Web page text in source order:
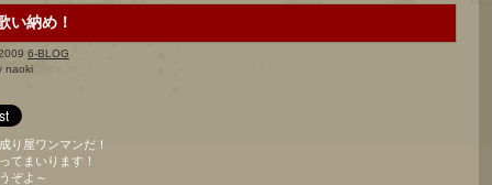
い納め！
6-BLOG
naoki
り屋ワンマンだ！
てまいります！
ぞよ～